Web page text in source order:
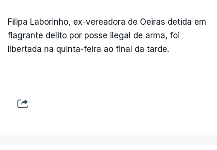
Filipa Laborinho, ex-vereadora de Oeiras detida em
flagrante delito por posse ilegal de arma, foi
libertada na quinta-feira ao final da tarde.